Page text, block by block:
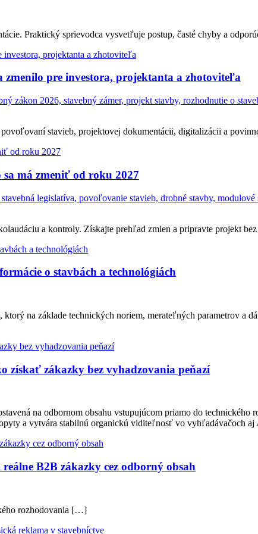
Praktický sprievodca vysvetľuje postup, časté chyby a
pre investora, projektanta a zhotoviteľa
zákon 2026, stavebný zámer, projekt stavby, rozhodnutie o
stavieb, projektovej dokumentácii, digitalizácii a
má zmeniť od roku 2027
legislatíva, povoľovanie stavieb, drobné stavby,
a kontroly. Získajte prehľad zmien a pripravte projekt
o stavbách a technológiách
na základe technických noriem, merateľných parametrov a
získať zákazky bez vyhadzovania peňazí
na odbornom obsahu vstupujúcom priamo do
a vytvára stabilnú organickú viditeľnosť vo vyhľadávačoch aj
B2B zákazky cez odborný obsah
rozhodovania […]